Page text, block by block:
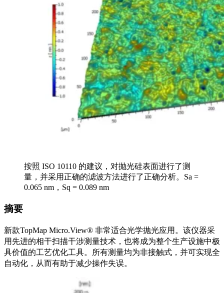
按照 ISO 10110 的建议，对抛光硅表面进行了测
量，并采用正确的滤波方法进行了正确分析。Sa =
0.065 nm，Sq = 0.089 nm
摘要
新款TopMap Micro.View® 非常适合光学抛光应用。该仪器采
用先进的相干扫描干涉测量技术，也将成为整个生产设施中极
具价值的工艺优化工具。所有测量均为非接触式，并可实现全
自动化，从而有助于减少操作失误。